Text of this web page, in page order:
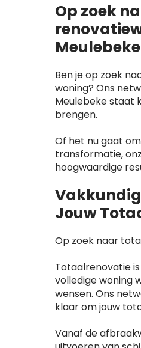
Op zoek
Ben je op zoek
woning? Ons
Meulebeke staat
brengen.
Of het nu gaat
transformatie,
hoogwaardige
Jouw
Op zoek naar
Totaalrenovatie
volledige woning
wensen. Ons
klaar om jouw
Vanaf de